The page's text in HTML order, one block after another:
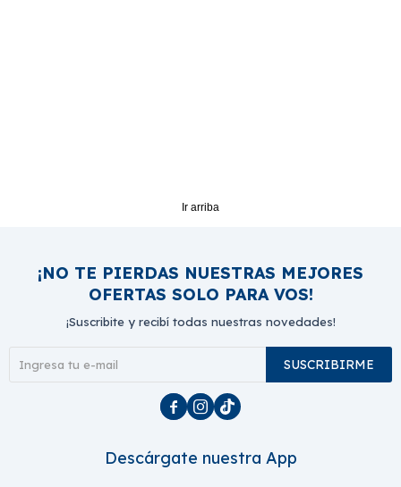
Ir arriba
¡NO TE PIERDAS NUESTRAS MEJORES
OFERTAS SOLO PARA VOS!
¡Suscribite y recibí todas nuestras novedades!
SUSCRIBIRME
  
Descárgate nuestra App